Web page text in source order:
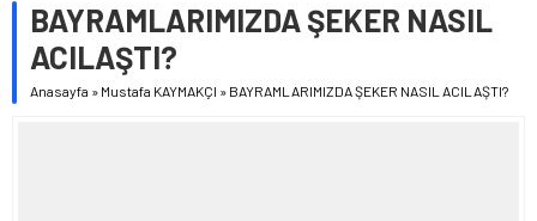
BAYRAMLARIMIZDA ŞEKER NASIL
ACILAŞTI?
Anasayfa » Mustafa KAYMAKÇI » BAYRAMLARIMIZDA ŞEKER NASIL ACILAŞTI?